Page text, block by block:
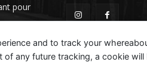
pour
and to track your
any future tracking, a cookie will